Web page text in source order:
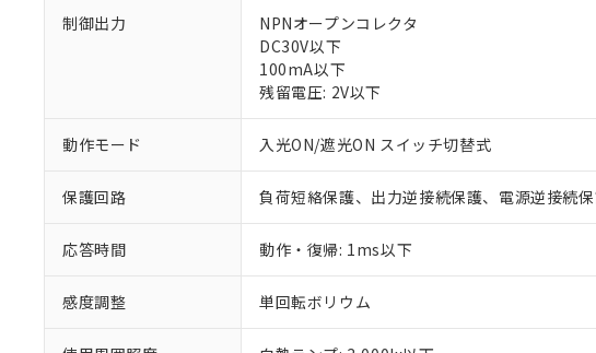
制御出力
NPNオープンコレクタ
DC30V以下
100mA以下
残留電圧: 2V以下
動作モード 入光ON/遮光ON スイッチ切替式
保護回路 負荷短絡保護、出力逆接続保護、電源逆接続
応答時間 動作・復帰: 1ms以下
感度調整 単回転ボリウムご利用条件
以下の条件をお読みいただき、同
※1 対応状況
対応済み：EU RoHS指令（10
対応予定：EU RoHS指令（10物
対応予定なし：EU RoHS指令（
調査・確認中：EU RoHS指令（
非該当品：ライセンス料など無
※1 中国RoHS○×表